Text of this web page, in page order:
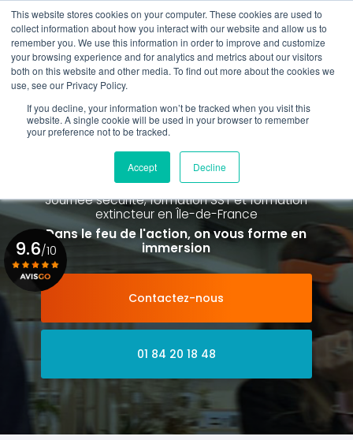
This website stores cookies on your computer. These cookies are used to
collect information about how you interact with our website and allow us to
remember you. We use this information in order to improve and customize
your browsing experience and for analytics and metrics about our visitors
both on this website and other media. To find out more about the cookies we
use, see our Privacy Policy.
If you decline, your information won’t be tracked when you visit this
website. A single cookie will be used in your browser to remember
your preference not to be tracked.
Accept Decline
Aller
au
contenu
principal
01 84 20 18 48
Spécialiste de la formation SST et
de la Formation Incendie
à Paris La Défense depuis 2015
Journée sécurité, formation SST et formation
extincteuren Île-de-France
Dans le feu de l'action, on vous forme en
immersion
Contactez-nous
01 84 20 18 48
9.6/10
Voir le certificat